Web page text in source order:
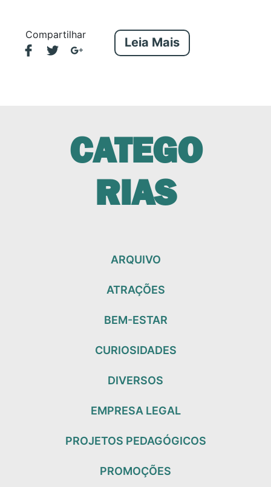
Compartilhar
Leia Mais
CATEGO
RIAS
ARQUIVO
ATRAÇÕES
BEM-ESTAR
CURIOSIDADES
DIVERSOS
EMPRESA LEGAL
PROJETOS PEDAGÓGICOS
PROMOÇÕES